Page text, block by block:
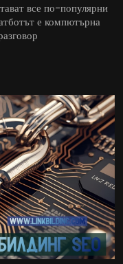
все по-популярни
е компютърна